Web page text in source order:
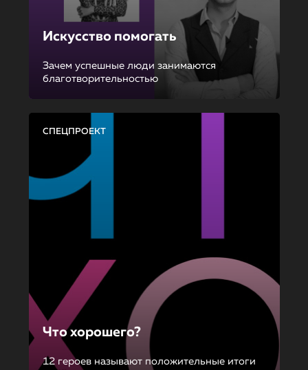
Искусство помогать
Зачем успешные люди занимаются
благотворительностью
СПЕЦПРОЕКТ
Что хорошего?
12 героев называют положительные итоги